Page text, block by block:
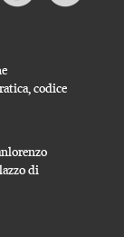
codice
di